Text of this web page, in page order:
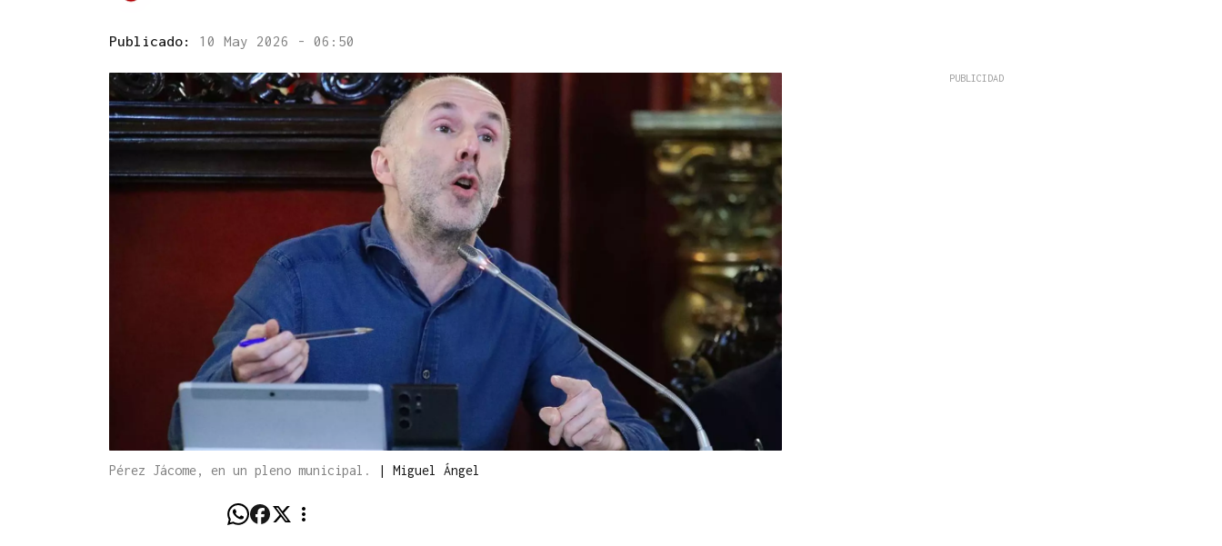
Publicado: 10 May 2026 - 06:50
Pérez Jácome, en un pleno municipal. | Miguel Ángel